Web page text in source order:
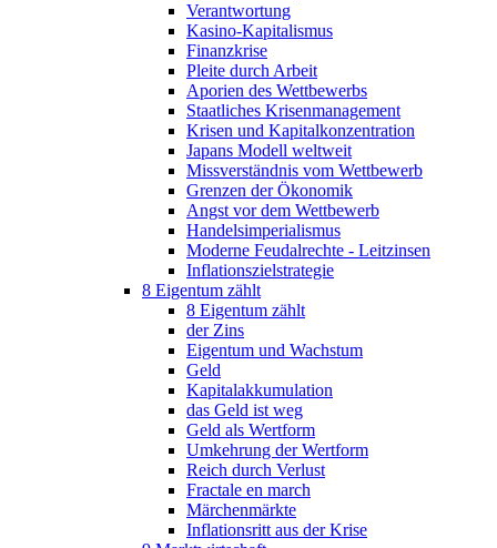
Verantwortung
Kasino-Kapitalismus
Finanzkrise
Pleite durch Arbeit
Aporien des Wettbewerbs
Staatliches Krisenmanagement
Krisen und Kapitalkonzentration
Japans Modell weltweit
Missverständnis vom Wettbewerb
Grenzen der Ökonomik
Angst vor dem Wettbewerb
Handelsimperialismus
Moderne Feudalrechte - Leitzinsen
Inflationszielstrategie
8 Eigentum zählt
8 Eigentum zählt
der Zins
Eigentum und Wachstum
Geld
Kapitalakkumulation
das Geld ist weg
Geld als Wertform
Umkehrung der Wertform
Reich durch Verlust
Fractale en march
Märchenmärkte
Inflationsritt aus der Krise